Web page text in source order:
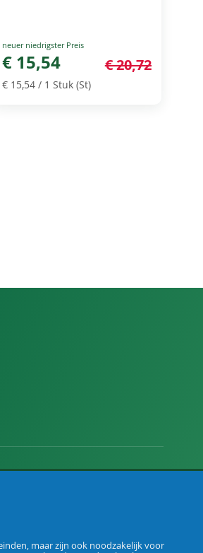
Special
Price
€ 15,54 € 20,72
€ 15,54/ 1 Stuk (St)
maar zijn ook noodzakelijk voor